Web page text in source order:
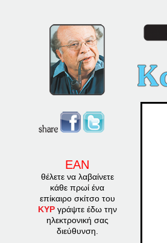
ΕΑΝ
θέλετε να λαβαίνετε
κάθε πρωί ένα
επίκαιρο σκίτσο του
ΚΥΡγράψτε έδω την
ηλεκτρονική σας
διεύθυνση.